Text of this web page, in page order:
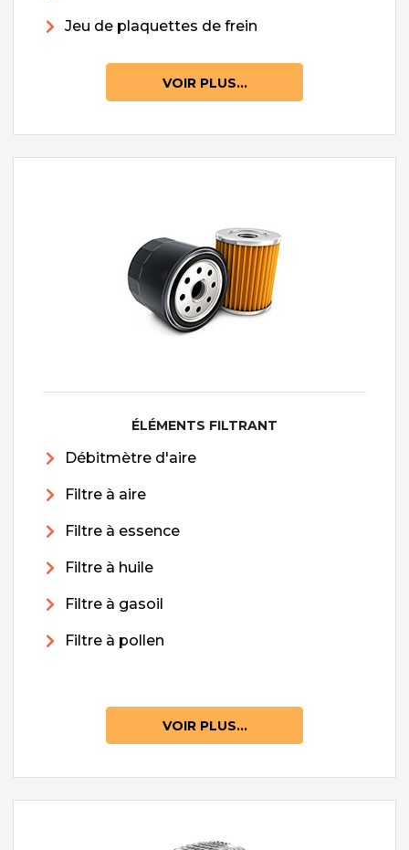
Jeu de plaquettes de frein
VOIR PLUS...
ÉLÉMENTS FILTRANT
Débitmètre d'aire
Filtre à aire
Filtre à essence
Filtre à huile
Filtre à gasoil
Filtre à pollen
VOIR PLUS...